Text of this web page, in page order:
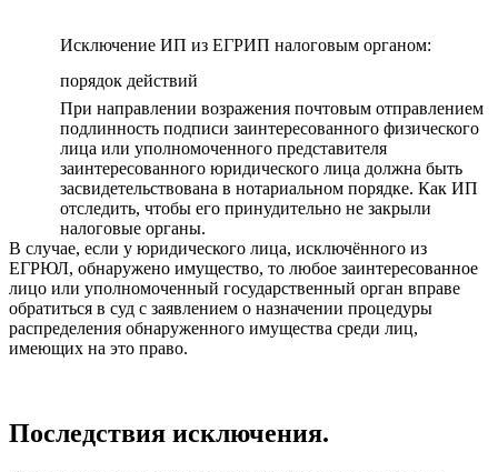
Исключение ИП из ЕГРИП налоговым органом:
порядок действий
При направлении возражения почтовым отправлением
подлинность подписи заинтересованного физического
лица или уполномоченного представителя
заинтересованного юридического лица должна быть
засвидетельствована в нотариальном порядке. Как ИП
отследить, чтобы его принудительно не закрыли
налоговые органы.
В случае, если у юридического лица, исключённого из
ЕГРЮЛ, обнаружено имущество, то любое заинтересованное
лицо или уполномоченный государственный орган вправе
обратиться в суд с заявлением о назначении процедуры
распределения обнаруженного имущества среди лиц,
имеющих на это право.
Последствия исключения.